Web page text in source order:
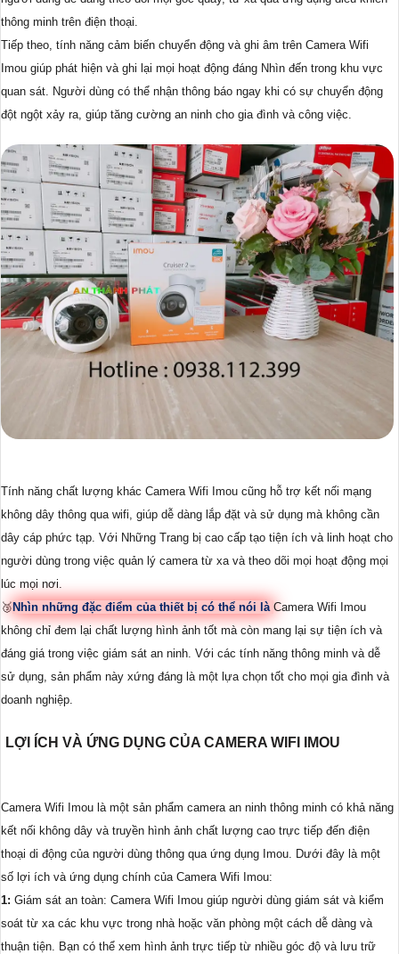
thông minh trên điện thoại.
Tiếp theo, tính năng cảm biến chuyển động và ghi âm trên Camera Wifi
Imou giúp phát hiện và ghi lại mọi hoạt động đáng Nhìn đến trong khu vực
quan sát. Người dùng có thể nhận thông báo ngay khi có sự chuyển động
đột ngột xảy ra, giúp tăng cường an ninh cho gia đình và công việc.
Tính năng chất lượng khác Camera Wifi Imou cũng hỗ trợ kết nối mạng
không dây thông qua wifi, giúp dễ dàng lắp đặt và sử dụng mà không cần
dây cáp phức tạp. Với Những Trang bị cao cấp tạo tiện ích và linh hoạt cho
người dùng trong việc quản lý camera từ xa và theo dõi mọi hoạt động mọi
lúc mọi nơi.
🥉Nhìn những đặc điểm của thiết bị có thể nói là Camera Wifi Imou
không chỉ đem lại chất lượng hình ảnh tốt mà còn mang lại sự tiện ích và
đáng giá trong việc giám sát an ninh. Với các tính năng thông minh và dễ
sử dụng, sản phẩm này xứng đáng là một lựa chọn tốt cho mọi gia đình và
doanh nghiệp.
LỢI ÍCH VÀ ỨNG DỤNG CỦA CAMERA WIFI IMOU
Camera Wifi Imou là một sản phẩm camera an ninh thông minh có khả năng
kết nối không dây và truyền hình ảnh chất lượng cao trực tiếp đến điện
thoại di động của người dùng thông qua ứng dụng Imou. Dưới đây là một
số lợi ích và ứng dụng chính của Camera Wifi Imou:
1: Giám sát an toàn: Camera Wifi Imou giúp người dùng giám sát và kiểm
soát từ xa các khu vực trong nhà hoặc văn phòng một cách dễ dàng và
thuận tiện. Bạn có thể xem hình ảnh trực tiếp từ nhiều góc độ và lưu trữ